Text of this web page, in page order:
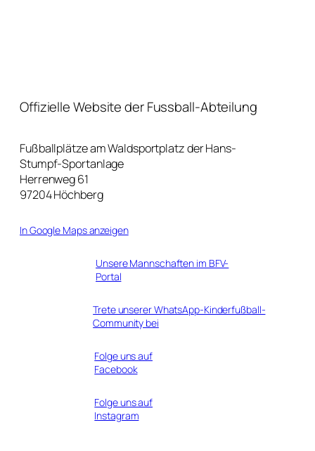
Offizielle Website der Fussball-Abteilung
Fußballplätze am Waldsportplatz der Hans-
Stumpf-Sportanlage
Herrenweg 61
97204 Höchberg
In Google Maps anzeigen
Unsere Mannschaften im BFV-
Portal
Trete unserer WhatsApp-Kinderfußball-
Community bei
Folge uns auf
Facebook
Folge uns auf
Instagram